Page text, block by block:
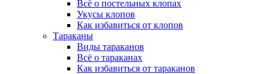
Всё о постельных клопах
Укусы клопов
Как избавиться от клопов
Тараканы
Виды тараканов
Всё о тараканах
Как избавиться от тараканов